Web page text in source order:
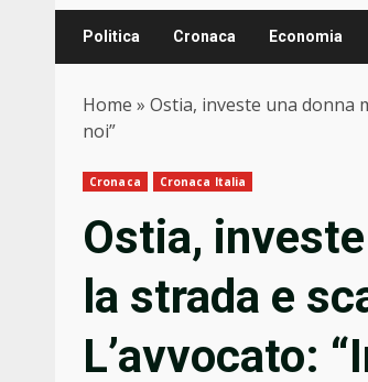
Politica Cronaca Economia
Home » Ostia, investe una donna
noi”
Cronaca Cronaca Italia
Ostia,
la strada e
L’avvocato: